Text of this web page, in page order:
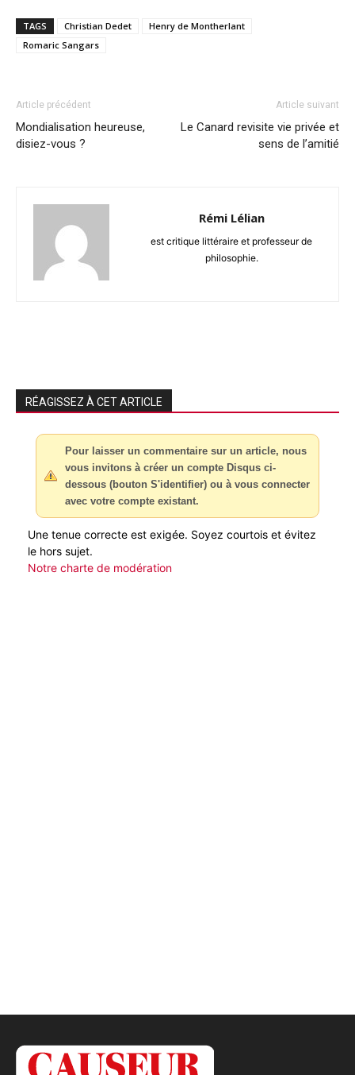
TAGS Christian Dedet
Henry de Montherlant
Romaric Sangars
Article précédent
Mondialisation heureuse,
disiez-vous ?
Article suivant
Le Canard revisite vie privée et
sens de l’amitié
Rémi Lélian
est critique littéraire et professeur de
philosophie.
RÉAGISSEZ À CET ARTICLE
Pour laisser un commentaire sur un article, nous
vous invitons à créer un compte Disqus ci-
dessous (bouton S'identifier) ou à vous connecter
avec votre compte existant.
Une tenue correcte est exigée. Soyez courtois et évitez
le hors sujet.
Notre charte de modération